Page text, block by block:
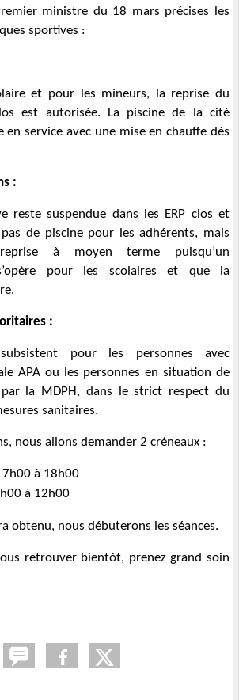
ministre du 18 mars précises les
sportives :
et pour les mineurs, la reprise du
est autorisée. La piscine de la cité
en service avec une mise en chauffe dès
:
reste suspendue dans les ERP clos et
de piscine pour les adhérents, mais
à moyen terme puisqu’un
pour les scolaires et que la
:
pour les personnes avec
APA ou les personnes en situation de
par la MDPH, dans le strict respect du
sanitaires.
nous allons demander 2 créneaux :
à 18h00
à 12h00
obtenu, nous débuterons les séances.
retrouver bientôt, prenez grand soin